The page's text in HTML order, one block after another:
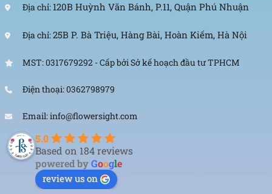
Địa chỉ: 120B Huỳnh Văn Bánh, P.11, Quận Phú Nhuận
Địa chỉ:25B P. Bà Triệu, Hàng Bài, Hoàn Kiếm, Hà Nội
MST: 0317679292 - Cấp bởi Sở kế hoạch đầu tư TPHCM
Điện thoại: 0362798979
Email: info@flowersight.com
5.0
Based on 184 reviews
powered byGoogle
review us on